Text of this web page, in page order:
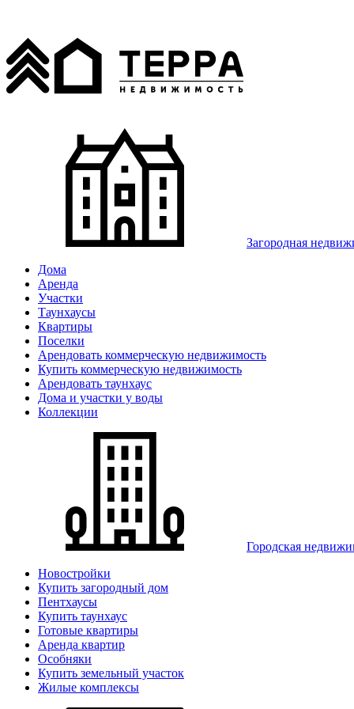
Загородная
Дома
Аренда
Участки
Таунхаусы
Квартиры
Поселки
Арендовать коммерческую недвижимость
Купить коммерческую недвижимость
Арендовать таунхаус
Дома и участки у воды
Коллекции
Городская
Новостройки
Купить загородный дом
Пентхаусы
Купить таунхаус
Готовые квартиры
Аренда квартир
Особняки
Купить земельный участок
Жилые комплексы